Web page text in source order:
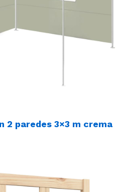
2 paredes 3×3 m crema